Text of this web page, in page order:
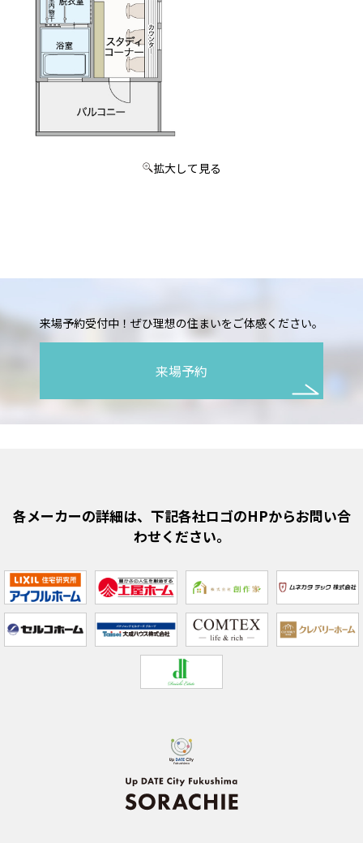
拡大して見る
来場予約受付中！ぜひ理想の住まいをご体感ください。
来場予約
各メーカーの詳細は、下記各社ロゴのHPからお問い合
わせください。